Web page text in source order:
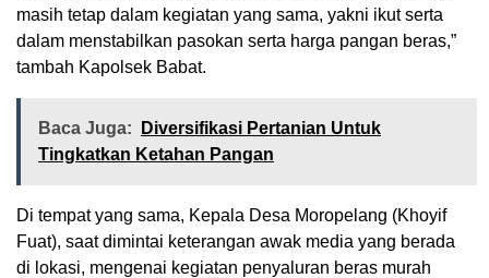
masih tetap dalam kegiatan yang sama, yakni ikut serta
dalam menstabilkan pasokan serta harga pangan beras,”
tambah Kapolsek Babat.
Baca Juga:
Diversifikasi Pertanian Untuk
Tingkatkan Ketahan Pangan
Di tempat yang sama, Kepala Desa Moropelang (Khoyif
Fuat), saat dimintai keterangan awak media yang berada
di lokasi, mengenai kegiatan penyaluran beras murah